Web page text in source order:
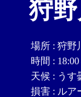
狩
場所 : 狩野
時間 :
天候 : うす
損害 : ルア